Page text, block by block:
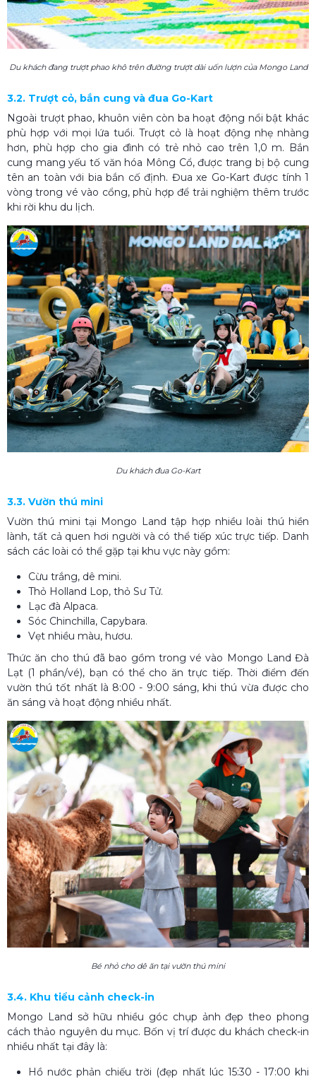
Du khách đang trượt phao khô trên đường trượt dài uốn lượn của Mongo Land
3.2. Trượt cỏ, bắn cung và đua Go-Kart
Ngoài trượt phao, khuôn viên còn ba hoạt động nổi bật khác
phù hợp với mọi lứa tuổi. Trượt cỏ là hoạt động nhẹ nhàng
hơn, phù hợp cho gia đình có trẻ nhỏ cao trên 1,0 m. Bắn
cung mang yếu tố văn hóa Mông Cổ, được trang bị bộ cung
tên an toàn với bia bắn cố định. Đua xe Go-Kart được tính 1
vòng trong vé vào cổng, phù hợp để trải nghiệm thêm trước
khi rời khu du lịch.
Du khách đua Go-Kart
3.3. Vườn thú mini
Vườn thú mini tại Mongo Land tập hợp nhiều loài thú hiền
lành, tất cả quen hơi người và có thể tiếp xúc trực tiếp. Danh
sách các loài có thể gặp tại khu vực này gồm:
Cừu trắng, dê mini.
Thỏ Holland Lop, thỏ Sư Tử.
Lạc đà Alpaca.
Sóc Chinchilla, Capybara.
Vẹt nhiều màu, hươu.
Thức ăn cho thú đã bao gồm trong vé vào Mongo Land Đà
Lạt (1 phần/vé), bạn có thể cho ăn trực tiếp. Thời điểm đến
vườn thú tốt nhất là 8:00 - 9:00 sáng, khi thú vừa được cho
ăn sáng và hoạt động nhiều nhất.
Bé nhỏ cho dê ăn tại vườn thú mini
3.4. Khu tiểu cảnh check-in
Mongo Land sở hữu nhiều góc chụp ảnh đẹp theo phong
cách thảo nguyên du mục. Bốn vị trí được du khách check-in
nhiều nhất tại đây là:
Hồ nước phản chiếu trời (đẹp nhất lúc 15:30 - 17:00 khi